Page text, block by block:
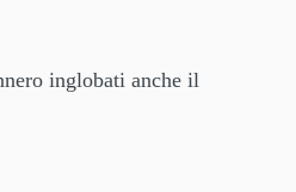
inglobati anche il